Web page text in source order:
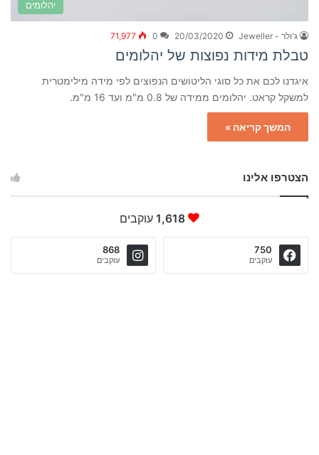
יהלומים
ג'ולר - Jeweller 20/03/2020
0
71,977
טבלת מידות נפוצות של יהלומים
איגדנו לכם את כל סוגי הליטושים הנפוצים לפי מידה מילימטרית
למשקל קראט. יהלומים ממידה של 0.8 מ"מ ועד 16 מ"מ.
המשך קריאה »
הצטרפו אלינו
1,618 עוקבים
750
עוקבים
868
עוקבים